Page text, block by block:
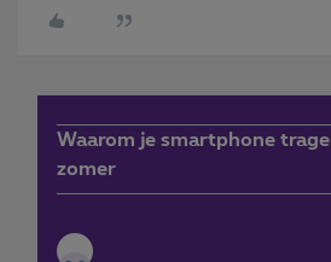
Waarom je smartphone
zomer